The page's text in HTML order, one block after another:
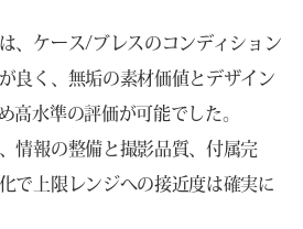
、ケース/ブレスのコンディション
良く、無垢の素材価値とデザイン
高水準の評価が可能でした。
情報の整備と撮影品質、付属完
で上限レンジへの接近度は確実に